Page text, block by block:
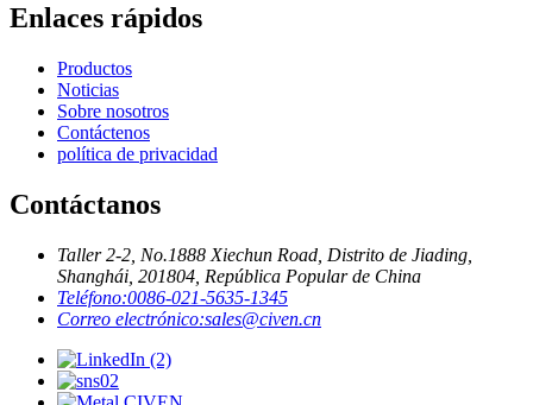
Enlaces rápidos
Productos
Noticias
Sobre nosotros
Contáctenos
política de privacidad
Contáctanos
Taller 2-2, No.1888 Xiechun Road, Distrito de Jiading,
Shanghái, 201804, República Popular de China
Teléfono:0086-021-5635-1345
Correo electrónico:sales@civen.cn